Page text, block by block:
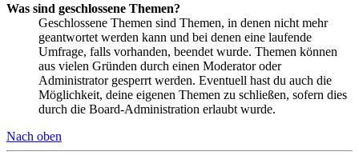
Was sind geschlossene Themen?
Geschlossene Themen sind Themen, in denen nicht mehr
geantwortet werden kann und bei denen eine laufende
Umfrage, falls vorhanden, beendet wurde. Themen können
aus vielen Gründen durch einen Moderator oder
Administrator gesperrt werden. Eventuell hast du auch die
Möglichkeit, deine eigenen Themen zu schließen, sofern dies
durch die Board-Administration erlaubt wurde.
Nach oben